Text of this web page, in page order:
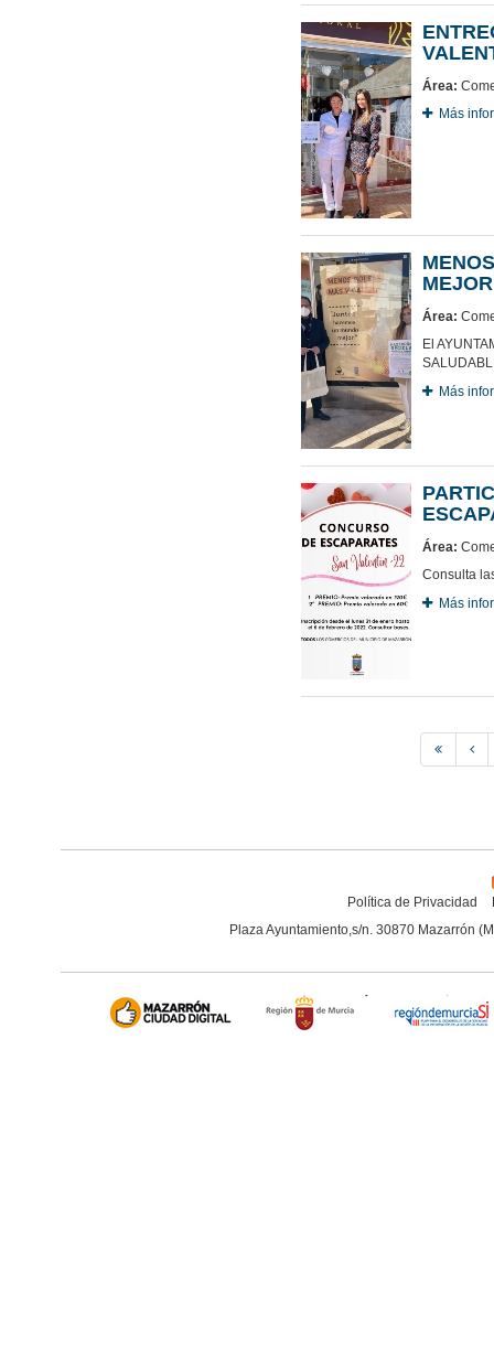
Área:
Más
Área:
El
Más
Área:
Consulta
Más
Política de Privacidad
Plaza Ayuntamiento,s/n. 30870 Mazarrón